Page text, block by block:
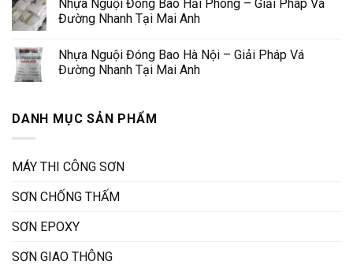
Nhựa Nguội Đóng Bao Hải Phòng – Giải Pháp Vá
Đường Nhanh Tại Mai Anh
Nhựa Nguội Đóng Bao Hà Nội – Giải Pháp Vá
Đường Nhanh Tại Mai Anh
DANH MỤC SẢN PHẨM
MÁY THI CÔNG SƠN
SƠN CHỐNG THẤM
SƠN EPOXY
SƠN GIAO THÔNG